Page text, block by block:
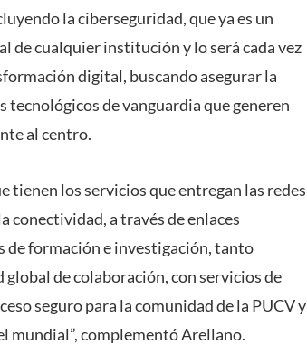
la ciberseguridad, que ya es un
de cualquier institución y lo será cada vez
digital, buscando asegurar la
tecnológicos de vanguardia que generen
al centro.
tienen los servicios que entregan las redes
conectividad, a través de enlaces
de formación e investigación, tanto
de colaboración, con servicios de
seguro para la comunidad de la PUCV y
mundial”, complementó Arellano.